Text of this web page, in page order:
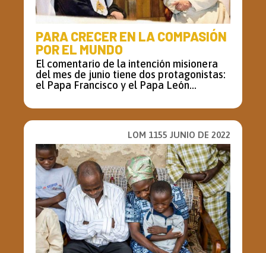
PARA CRECER EN LA COMPASIÓN
POR EL MUNDO
El comentario de la intención misionera
del mes de junio tiene dos protagonistas:
el Papa Francisco y el Papa León...
LOM 1155 JUNIO DE 2022